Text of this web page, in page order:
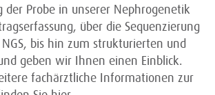
der Probe in unserer Nephrogenetik
über die Sequenzierung
bis hin zum strukturierten und
geben wir Ihnen einen Einblick.
fachärztliche Informationen zur